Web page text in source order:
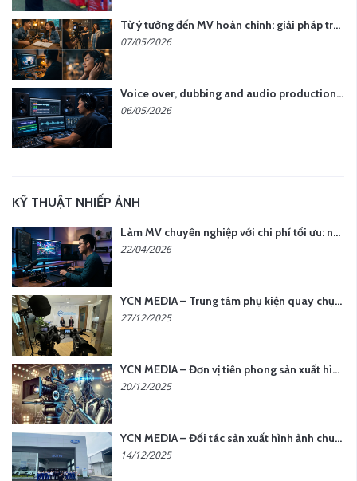
Từ ý tưởng đến MV hoàn chỉnh: giải pháp trọn gói tại YCN Media
07/05/2026
Voice over, dubbing and audio production services in Vietnam for global content
06/05/2026
KỸ THUẬT NHIẾP ẢNH
Làm MV chuyên nghiệp với chi phí tối ưu: nên chọn quay thực tế hay video AI?
22/04/2026
YCN MEDIA – Trung tâm phụ kiện quay chụp tại Hà Nội
27/12/2025
YCN MEDIA – Đơn vị tiên phong sản xuất hình ảnh & âm thanh bằng AI tại Hà Nội
20/12/2025
YCN MEDIA – Đối tác sản xuất hình ảnh chuyên nghiệp cho doanh nghiệp tại Hà Nội
14/12/2025